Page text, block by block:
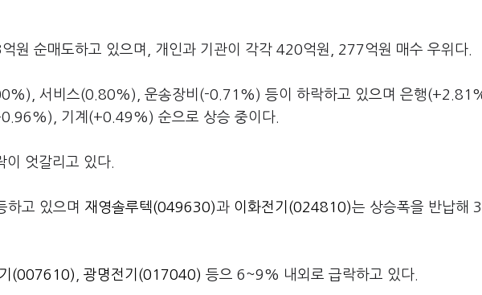
원 순매도하고 있으며, 개인과 기관이 각각 420억원, 277억원 매수 우위다.
서비스(0.80%), 운송장비(-0.71%) 등이 하락하고 있으며 은행
기계(+0.49%) 순으로 상승 중이다.
이 엇갈리고 있다.
고 있으며 재영솔루텍(049630)과 이화전기(024810)는 상승폭을 반납해
(007610) 광명전기(017040) 등으 6~9% 내외로 급락하고 있다.